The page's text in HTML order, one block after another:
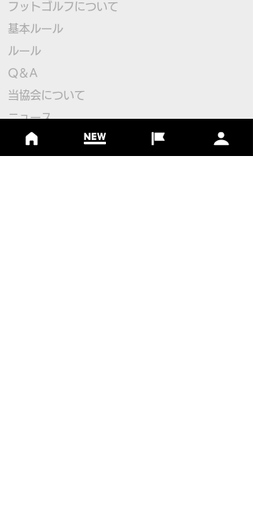
12月18日(土)
1月29日(土)
2月27日(日) さくらチャンピオンシップ 2022
フットゴルフについて
基本ルール
ルール
Q＆A
​当協会について
​ニュース
大会情報